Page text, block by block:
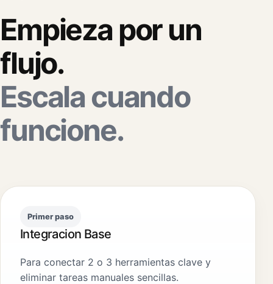
Empieza por un
flujo.
Escala cuando
funcione.
Primer paso
Integracion Base
Para conectar 2 o 3 herramientas clave y
eliminar tareas manuales sencillas.